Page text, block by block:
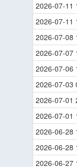
2026-07-11
2026-07-11
2026-07-08
2026-07-07
2026-07-06
2026-07-03
2026-07-01
2026-07-01
2026-06-28
2026-06-28
2026-06-27